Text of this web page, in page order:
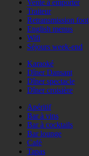
Vente à emporter
Traiteur
Retransmission foot
English menus
Wifi
Séjours week-end
Karaoké
Dîner Dansant
Dîner spectacle
Dîner croisière
Apéritif
Bar à vins
Bar à cocktails
Bar lounge
Café
Tapas